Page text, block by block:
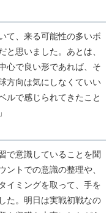
て、来る可能性の多いボ
と思いました。あとは、
心で良い形であれば、そ
方向は気にしなくていい
ルで感じられてきたこと
で意識していることを聞
ントでの意識の整理や、
イミングを取って、手を
た。明日は実戦初戦なの